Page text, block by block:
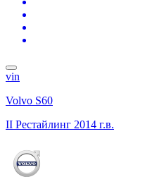
vin
Volvo S60
II Рестайлинг 2014 г.в.